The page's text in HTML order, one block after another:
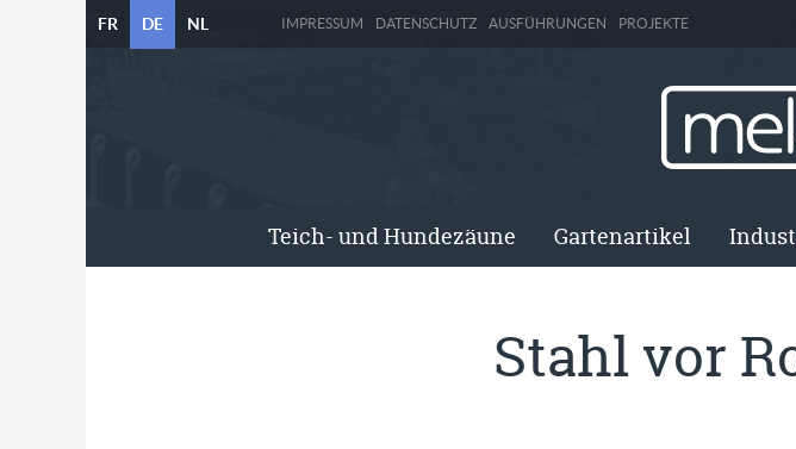
FR DE NL IMPRESSUM DATENSCHUTZ AUSFÜHRUNGEN PROJEKTE
Teich- und Hundezäune Gartenartikel
Stahl vor